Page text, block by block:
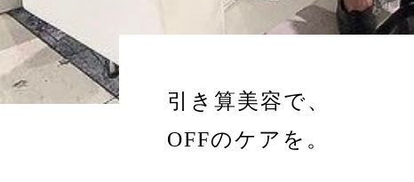
引き算美容で、
OFFのケアを。